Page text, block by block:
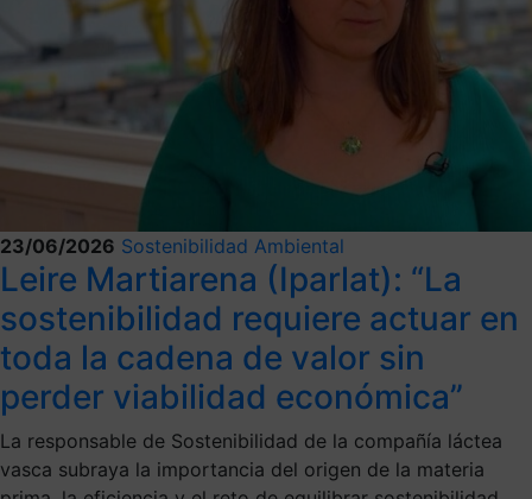
23/06/2026 Sostenibilidad Ambiental
Leire Martiarena (Iparlat): “La
sostenibilidad requiere actuar en
toda la cadena de valor sin
perder viabilidad económica”
La responsable de Sostenibilidad de la compañía láctea
vasca subraya la importancia del origen de la materia